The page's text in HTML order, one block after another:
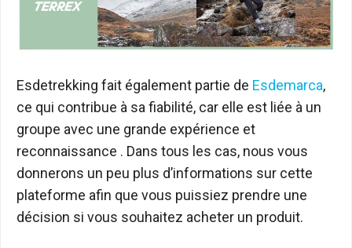
Esdetrekking fait également partie de Esdemarca,
ce qui contribue à sa fiabilité, car elle est liée à un
groupe avec une grande expérience et
reconnaissance . Dans tous les cas, nous vous
donnerons un peu plus d’informations sur cette
plateforme afin que vous puissiez prendre une
décision si vous souhaitez acheter un produit.